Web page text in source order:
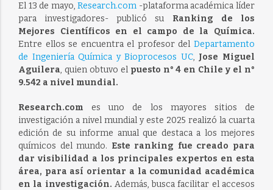
El 13 de mayo,Research.com -plataforma académica líder
para investigadores- publicó su Ranking de los
Mejores Científicos en el campo de la Química.
Entre ellos se encuentra el profesor delDepartamento
de Ingeniería Química y Bioprocesos UC, Jose Miguel
Aguilera, quien obtuvo el puesto n° 4 en Chile y el n°
9.542 a nivel mundial.
Research.com es uno de los mayores sitios de
investigación a nivel mundial y este 2025 realizó la cuarta
edición de su informe anual que destaca a los mejores
químicos del mundo. Este ranking fue creado para
dar visibilidad a los principales expertos en esta
área, para así orientar a la comunidad académica
en la investigación. Además, busca facilitar el accesos